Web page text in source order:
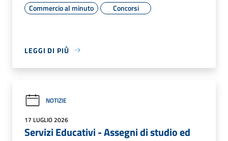
Commercio al minuto Concorsi
LEGGI DI PIÙ
NOTIZIE
17 LUGLIO 2026
Servizi Educativi - Assegni di studio ed